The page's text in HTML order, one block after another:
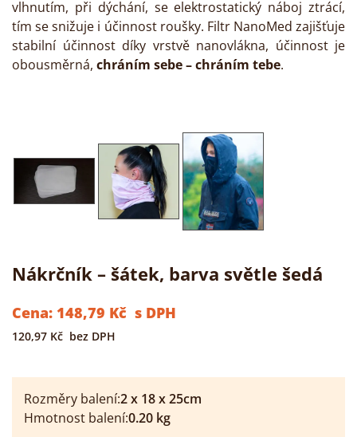
vlhnutím, při dýchání, se elektrostatický náboj ztrácí,
tím se snižuje i účinnost roušky. Filtr NanoMed zajišťuje
stabilní účinnost díky vrstvě nanovlákna, účinnost je
obousměrná, chráním sebe – chráním tebe.
Nákrčník – šátek, barva světle šedá
Cena: 148,79 Kč s DPH
120,97 Kč bez DPH
Rozměry balení:2x 18x25cm
Hmotnost balení:0.20 kg